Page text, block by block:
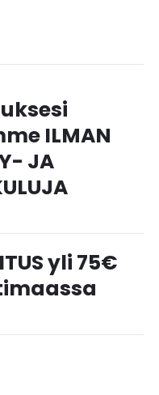
ILMAN
JA
yli 75€